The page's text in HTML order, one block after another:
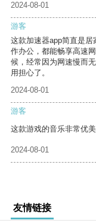
2024-08-01
游客
这款加速器app简直是
作办公，都能畅享高速
候，经常因为网速慢而
用担心了。
2024-08-01
游客
这款游戏的音乐非常优
2024-08-01
友情链接